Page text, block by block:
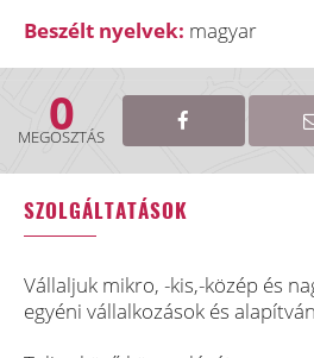
Beszélt nyelvek: magyar
0
MEGOSZTÁS
SZOLGÁLTATÁSOK
Vállaljuk mikro, -kis,-közép és
egyéni vállalkozások és